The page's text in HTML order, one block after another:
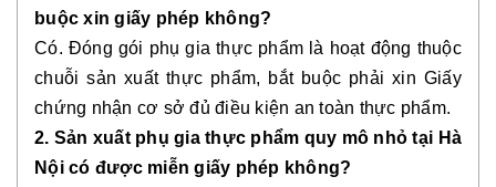
buộc xin giấy phép không?
Có. Đóng gói phụ gia thực phẩm là hoạt động thuộc
chuỗi sản xuất thực phẩm, bắt buộc phải xin Giấy
chứng nhận cơ sở đủ điều kiện an toàn thực phẩm.
2. Sản xuất phụ gia thực phẩm quy mô nhỏ tại Hà
Nội có được miễn giấy phép không?